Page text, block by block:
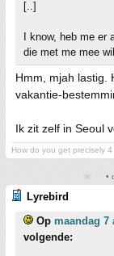
[..]
I know, heb me er
die met me mee
Hmm, mjah lastig.
vakantie-
Ik zit zelf in Seoul
How do you get precisely
•
Lyrebird
Op maandag 7
volgende: